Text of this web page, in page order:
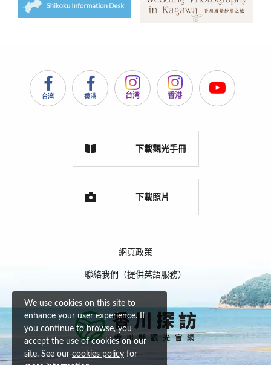
台湾 香港 台湾 香港
下載觀光手冊
下載照片
網頁政策
聯絡我們（提供英語服務）
We use cookies on this site to
enhance your user experience. If
you continue to browse, you
accept the use of cookies on our
site. See our cookies policy for